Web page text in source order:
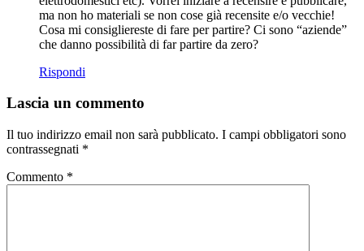
ma non ho materiali se non cose già recensite e/o vecchie!
Cosa mi consigliereste di fare per partire? Ci sono “aziende”
che danno possibilità di far partire da zero?
Rispondi
Lascia un commento
Il tuo indirizzo email non sarà pubblicato. I campi obbligatori sono
contrassegnati *
Commento *